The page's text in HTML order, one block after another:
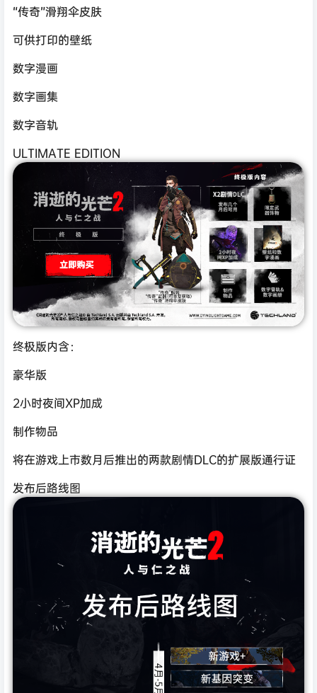
“传奇”滑翔伞皮肤
可供打印的壁纸
数字漫画
数字画集
数字音轨
ULTIMATE EDITION
终极版内含：
豪华版
2小时夜间XP加成
制作物品
将在游戏上市数月后推出的两款剧情DLC的扩展版通行证
发布后路线图